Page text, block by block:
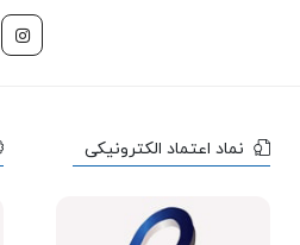
نماد اعتماد الکترونیکی